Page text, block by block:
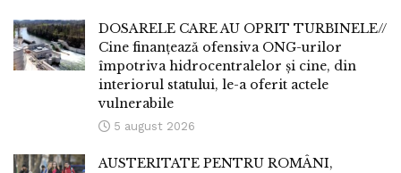
DOSARELE CARE AU OPRIT TURBINELE//
Cine finanțează ofensiva ONG-urilor
împotriva hidrocentralelor și cine, din
interiorul statului, le-a oferit actele
vulnerabile
5 august 2026
AUSTERITATE PENTRU ROMÂNI,